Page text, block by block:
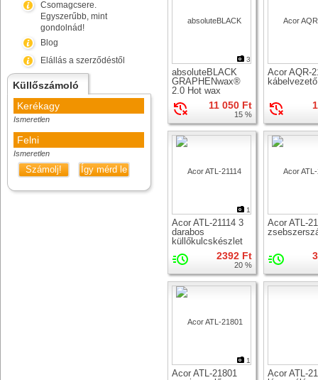
Csomagcsere.
Egyszerűbb, mint
gondolnád!
Blog
Elállás a szerződéstől
Küllőszámoló
Kerékagy
Ismeretlen
Felni
Ismeretlen
Számolj! Így mérd le
3
absoluteBLACK
GRAPHENwax®
2.0 Hot wax
11 050 Ft
15 %
Acor AQR-
kábelvezető
1
Acor ATL-21114 3
darabos
küllőkulcskészlet
2392 Ft
20 %
Acor ATL-
1
Acor ATL-21801
Acor ATL-